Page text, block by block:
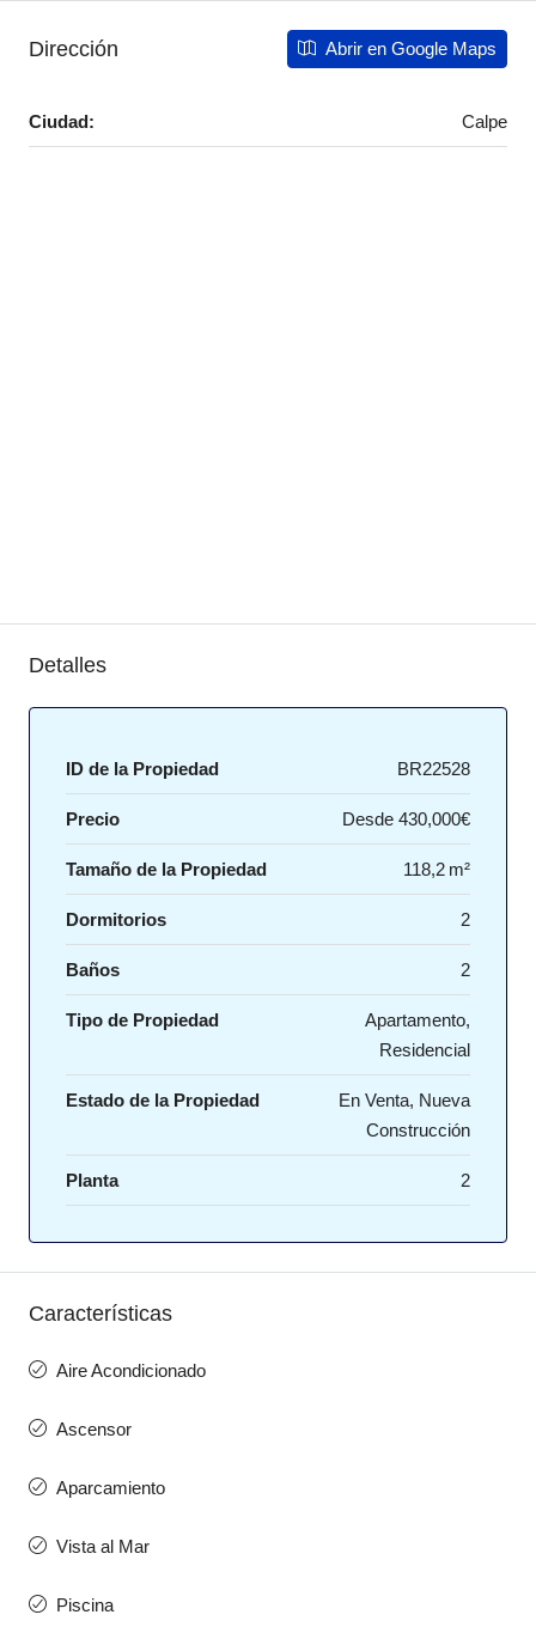
Dirección Abrir en Google Maps
Ciudad: Calpe
Detalles
ID de la Propiedad BR22528
Precio Desde 430,000€
Tamaño de la Propiedad 118,2 m²
Dormitorios 2
Baños 2
Tipo de Propiedad
Apartamento,
Residencial
Estado de la Propiedad
En Venta, Nueva
Construcción
Planta 2
Características
Aire Acondicionado
Ascensor
Aparcamiento
Vista al Mar
Piscina